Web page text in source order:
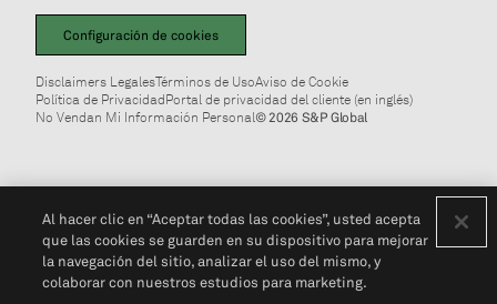
Configuración de cookies
Disclaimers LegalesTérminos de UsoAviso de Cookie
Política de PrivacidadPortal de privacidad del cliente (en inglés)
No Vendan Mi Información Personal© 2026 S&P Global
Al hacer clic en “Aceptar todas las cookies”, usted acepta
que las cookies se guarden en su dispositivo para mejorar
la navegación del sitio, analizar el uso del mismo, y
colaborar con nuestros estudios para marketing.